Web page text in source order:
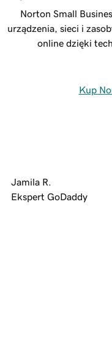
Norton Small
urządzenia, sieci i
online dzięki
Kup
Jamila R.
Ekspert GoDaddy